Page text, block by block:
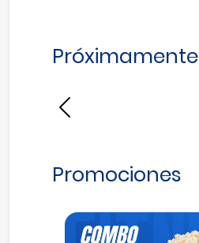
Próximamente
Promociones